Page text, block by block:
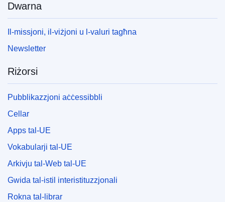
Dwarna
Il-missjoni, il-viżjoni u l-valuri tagħna
Newsletter
Riżorsi
Pubblikazzjoni aċċessibbli
Cellar
Apps tal-UE
Vokabularji tal-UE
Arkivju tal-Web tal-UE
Gwida tal-istil interistituzzjonali
Rokna tal-librar